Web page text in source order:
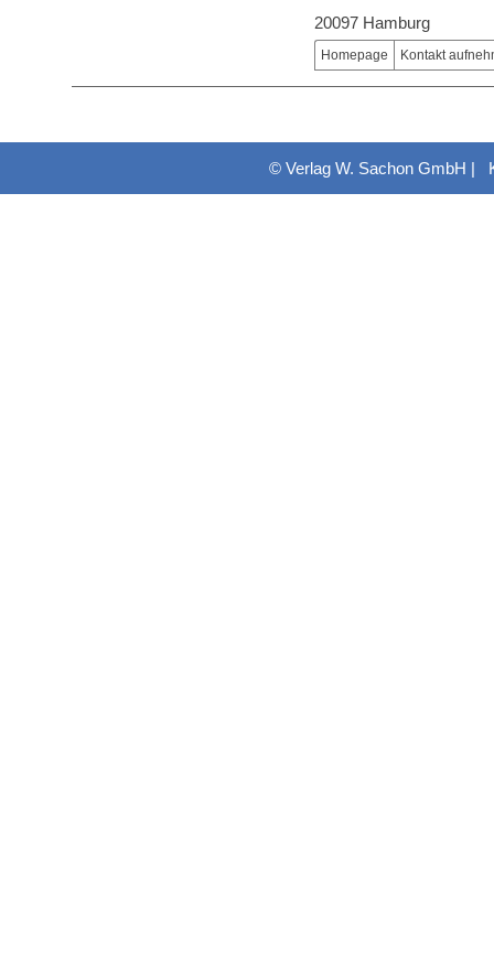
20097 Hamburg
Homepage Kontakt
© Verlag W. Sachon GmbH |